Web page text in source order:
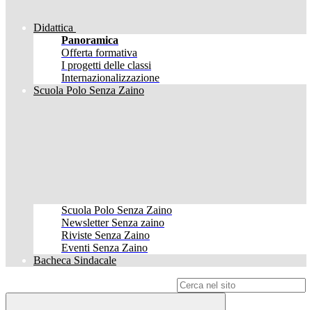
Didattica
Panoramica
Offerta formativa
I progetti delle classi
Internazionalizzazione
Scuola Polo Senza Zaino
Scuola Polo Senza Zaino
Newsletter Senza zaino
Riviste Senza Zaino
Eventi Senza Zaino
Bacheca Sindacale